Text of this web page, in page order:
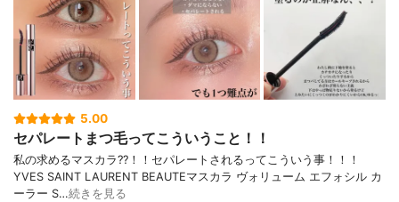
5.00
セパレートまつ毛ってこういうこと！！
私の求めるマスカラ??！！セパレートされるってこういう事！！！
YVES SAINT LAURENT BEAUTEマスカラ ヴォリューム エフォシル カ
ーラー S…続きを見る